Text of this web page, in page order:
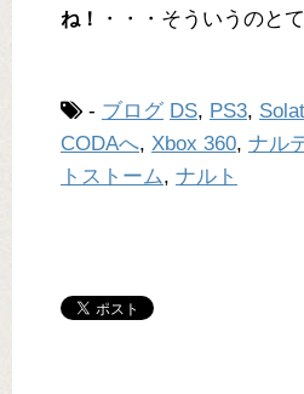
ね！
・・・そういうのと
- ブログ DS, PS3,
CODAへ, Xbox 360, ナル
トストーム, ナルト